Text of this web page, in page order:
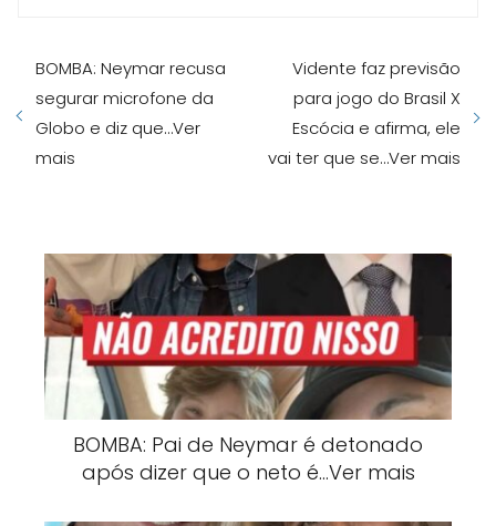
BOMBA: Neymar recusa
segurar microfone da
Globo e diz que…Ver
mais
Vidente faz previsão
para jogo do Brasil X
Escócia e afirma, ele
vai ter que se…Ver mais
BOMBA: Pai de Neymar é detonado
após dizer que o neto é…Ver mais